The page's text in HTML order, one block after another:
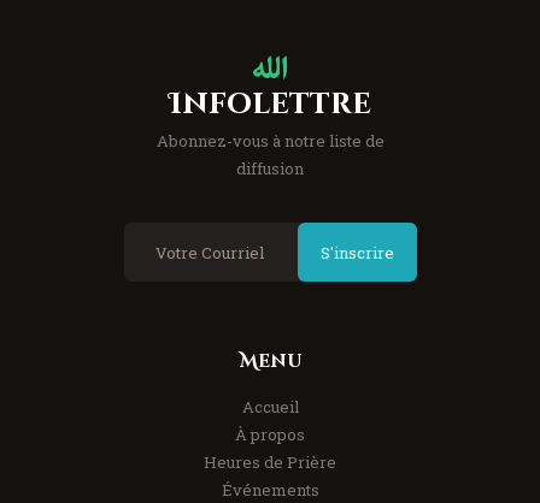
Infolettre
Abonnez-vous à notre liste de
diffusion
S'inscrire
Menu
Accueil
À propos
Heures de Prière
Événements